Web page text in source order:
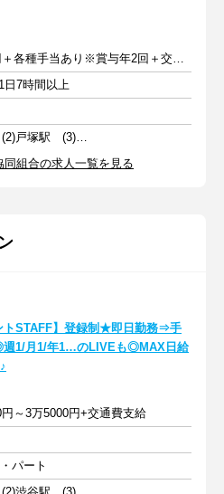
時給1400円＋各種手当あり※賞与年2回＋交通費一部支給
日7時間以上
(1)中山駅 (2)戸塚駅 (3)鶴見駅
組合の求人一覧を見る
トSTAFF】登録制★即日勤務⇒手
1/月1/年1…のLIVEも◎MAX日給
円～3万5000円+交通費支給
パート